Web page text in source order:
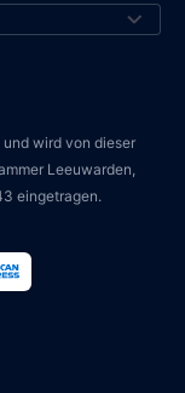
und wird von dieser
Leeuwarden,
eingetragen.